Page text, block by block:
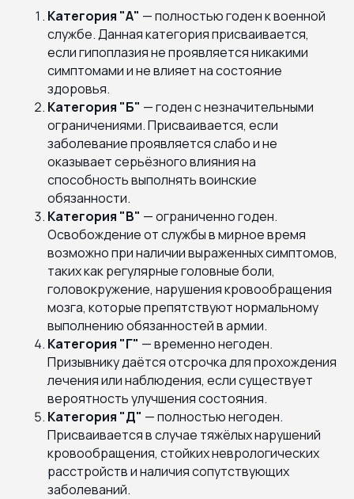
Категория "А" — полностью годен к военной
службе. Данная категория присваивается,
если гипоплазия не проявляется никакими
симптомами и не влияет на состояние
здоровья.
Категория "Б" — годен с незначительными
ограничениями. Присваивается, если
заболевание проявляется слабо и не
оказывает серьёзного влияния на
способность выполнять воинские
обязанности.
Категория "В" — ограниченно годен.
Освобождение от службы в мирное время
возможно при наличии выраженных симптомов,
таких как регулярные головные боли,
головокружение, нарушения кровообращения
мозга, которые препятствуют нормальному
выполнению обязанностей в армии.
Категория "Г" — временно негоден.
Призывнику даётся отсрочка для прохождения
лечения или наблюдения, если существует
вероятность улучшения состояния.
Категория "Д" — полностью негоден.
Присваивается в случае тяжёлых нарушений
кровообращения, стойких неврологических
расстройств и наличия сопутствующих
заболеваний.